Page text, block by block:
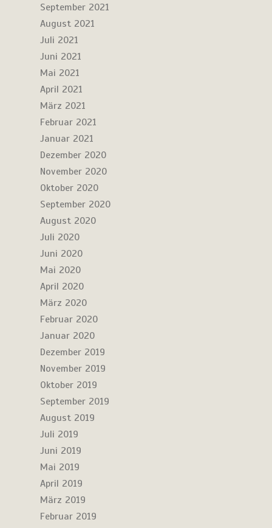
September 2021
August 2021
Juli 2021
Juni 2021
Mai 2021
April 2021
März 2021
Februar 2021
Januar 2021
Dezember 2020
November 2020
Oktober 2020
September 2020
August 2020
Juli 2020
Juni 2020
Mai 2020
April 2020
März 2020
Februar 2020
Januar 2020
Dezember 2019
November 2019
Oktober 2019
September 2019
August 2019
Juli 2019
Juni 2019
Mai 2019
April 2019
März 2019
Februar 2019